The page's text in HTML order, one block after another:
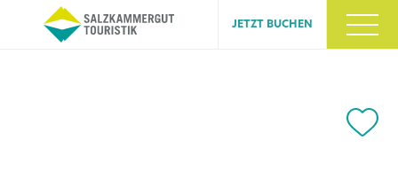
JETZT BUCHEN